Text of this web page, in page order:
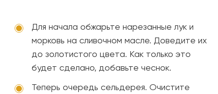
Для начала обжарьте нарезанные лук и
морковь на сливочном масле. Доведите их
до золотистого цвета. Как только это
будет сделано, добавьте чеснок.
Теперь очередь сельдерея. Очистите